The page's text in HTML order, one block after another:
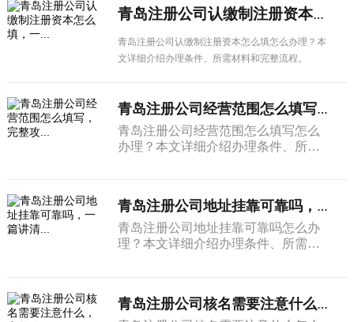
青岛注册公司认缴制注册资本怎么填，一...
青岛注册公司认缴制注册资本怎么填怎么办理？本
文详细介绍办理条件、所需材料和完整流程。
青岛注册公司经营范围怎么填写，完整攻...
青岛注册公司经营范围怎么填写怎么
办理？本文详细介绍办理条件、所需
青岛注册公司地址挂靠可靠吗，一篇讲清...
青岛注册公司地址挂靠可靠吗怎么办
理？本文详细介绍办理条件、所需材
青岛注册公司核名需要注意什么，完整攻...